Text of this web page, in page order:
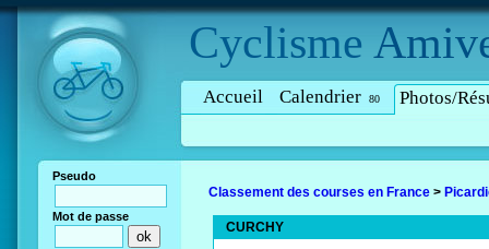
Cyclisme
Accueil Calendrier 80 Photos/
Pseudo
Mot de passe
Classement des courses en France >
CURCHY